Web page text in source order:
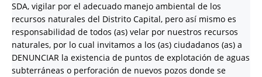
SDA, vigilar por el adecuado manejo ambiental de los
recursos naturales del Distrito Capital, pero así mismo es
responsabilidad de todos (as) velar por nuestros recursos
naturales, por lo cual invitamos a los (as) ciudadanos (as) a
DENUNCIAR la existencia de puntos de explotación de aguas
subterráneas o perforación de nuevos pozos donde se